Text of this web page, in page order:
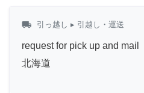
local_shipping 引っ越し ▸ 引越し・運送
request for pick up and mail
北海道